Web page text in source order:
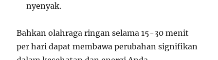
nyenyak.
Bahkan olahraga ringan selama 15-30 menit
per hari dapat membawa perubahan signifikan